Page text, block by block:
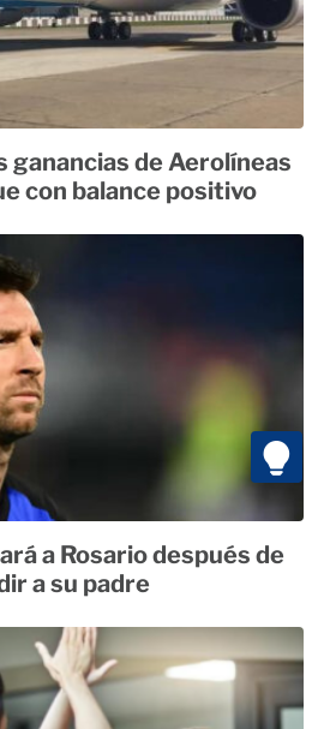
ganancias de Aerolíneas
con balance positivo
a Rosario después de
a su padre